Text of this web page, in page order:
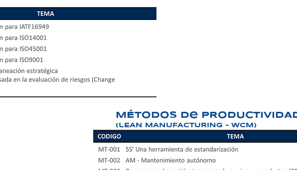
MÉTODOS de
(lEAN MANUFACTURING - WCM)